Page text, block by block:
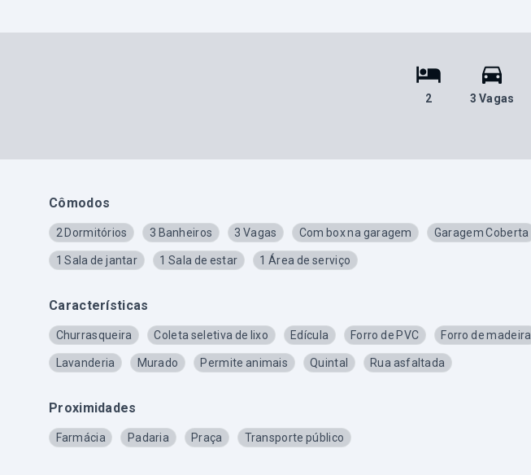
2 3 Vagas
Cômodos
2 Dormitórios 3 Banheiros 3 Vagas Com box na garagem Garagem Coberta
1 Sala de jantar 1 Sala de estar 1 Área de serviço
Características
Churrasqueira Coleta seletiva de lixo Edícula Forro de PVC Forro de madeira
Lavanderia Murado Permite animais Quintal Rua asfaltada
Proximidades
Farmácia Padaria Praça Transporte público